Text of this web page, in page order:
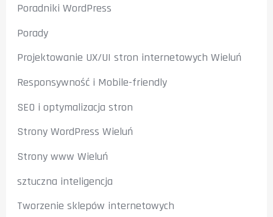
Poradniki WordPress
Porady
Projektowanie UX/UI stron internetowych Wieluń
Responsywność i Mobile-friendly
SEO i optymalizacja stron
Strony WordPress Wieluń
Strony www Wieluń
sztuczna inteligencja
Tworzenie sklepów internetowych